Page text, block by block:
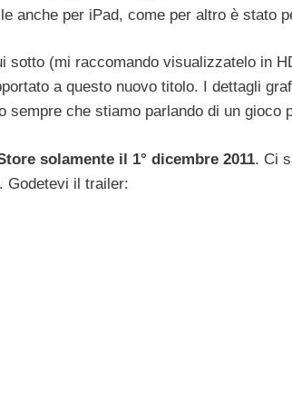
anche per iPad, come per altro è stato
sotto (mi raccomando visualizzatelo in
a questo nuovo titolo. I dettagli
sempre che stiamo parlando di un gioco
solamente il 1° dicembre 2011. Ci
Godetevi il trailer: